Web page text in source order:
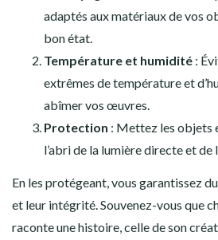
adaptés aux matériaux de vos
bon état.
Température et humidité :
extrêmes de température et
abîmer vos œuvres.
Protection : Mettez les objets
l’abri de la lumière directe et de
En les protégeant, vous garantissez
et leur intégrité. Souvenez-vous que
raconte une histoire, celle de son